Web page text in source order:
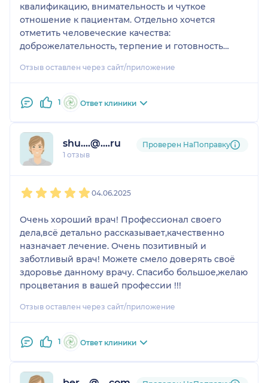
квалификацию, внимательность и чуткое
отношение к пациентам. Отдельно хочется
отметить человеческие качества:
доброжелательность, терпение и готовность
Отзыв оставлен через сайт/приложение
1 Ответ клиники
shu....@....ru
1 отзыв
Проверен НаПоправку
04.06.2025
Очень хороший врач! Профессионал своего
дела,всё детально рассказывает,качественно
назначает лечение. Очень позитивный и
заботливый врач! Можете смело доверять своё
здоровье данному врачу. Спасибо большое,желаю
процветания в вашей профессии !!!
Отзыв оставлен через сайт/приложение
1 Ответ клиники